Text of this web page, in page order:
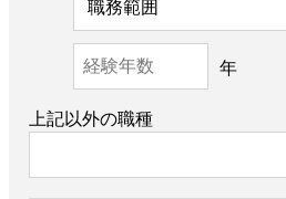
年
上記以外の職種